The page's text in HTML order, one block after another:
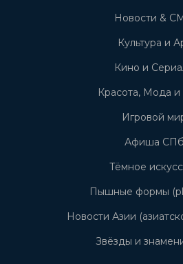
Новости &
Культура и
Кино и
Красота, Мода и
Игровой
Афиша СПб
Тёмное
Пышные формы
Новости Азии
Звёзды и